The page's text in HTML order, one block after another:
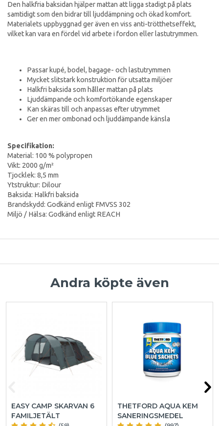
Den halkfria baksidan hjälper mattan att ligga stadigt på plats
samtidigt som den bidrar till ljuddämpning och ökad komfort.
Materialets uppbyggnad ger även en viss anti-trötthetseffekt,
vilket kan vara en fördel vid arbete i fordon eller lastutrymmen.
Passar kupé, bodel, bagage- och lastutrymmen
Mycket slitstark konstruktion för utsatta miljöer
Halkfri baksida som håller mattan på plats
Ljuddämpande och komfortökande egenskaper
Kan skäras till och anpassas efter utrymmet
Ger en mer ombonad och ljuddämpande känsla
Specifikation:
Material: 100 % polypropen
Vikt: 2000 g/m²
Tjocklek: 8,5 mm
Ytstruktur: Dilour
Baksida: Halkfri baksida
Brandskydd: Godkänd enligt FMVSS 302
Miljö / Hälsa: Godkänd enligt REACH
Andra köpte även
EASY CAMP SKARVAN 6
FAMILJETÄLT
THETFORD AQUA KEM
SANERINGSMEDEL